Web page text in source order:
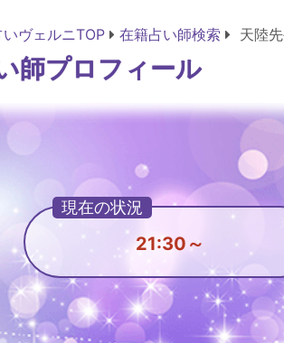
いヴェルニTOP 在籍占い師検索 天陸
師プロフィール
21:30～